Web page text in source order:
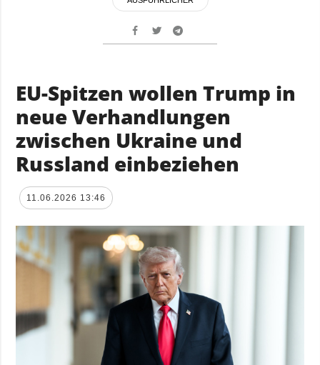
EU-Spitzen wollen Trump in
neue Verhandlungen
zwischen Ukraine und
Russland einbeziehen
11.06.2026 13:46